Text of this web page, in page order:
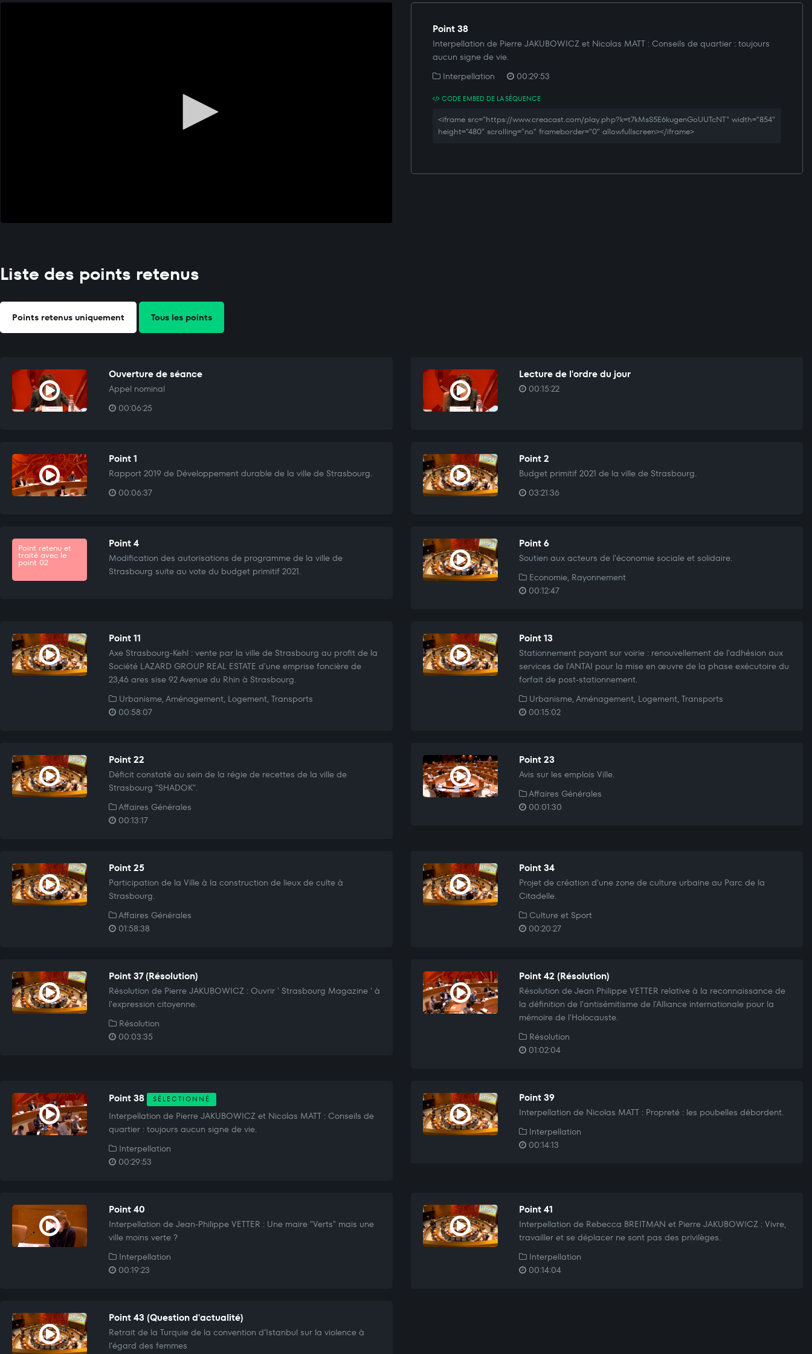
Point 38
Interpellation de Pierre JAKUBOWICZ et Nicolas MATT : Conseils de quartier : toujours
aucun signe de vie.
Interpellation
00:29:53
CODE EMBED DE LA SÉQUENCE
<iframe src="https://www.creacast.com/play.php?k=t7kMsS5E6kugenGoUUTcNT" width="854"
height="480" scrolling="no" frameborder="0" allowfullscreen></iframe>
Liste des points retenus
Points retenus uniquement Tous les points
Ouverture de séance
Appel nominal
00:06:25
Lecture de l'ordre du jour
00:15:22
Point 1
Rapport 2019 de Développement durable de la ville de Strasbourg.
00:06:37
Point 2
Budget primitif 2021 de la ville de Strasbourg.
03:21:36
Point retenu et
traité avec le
point 02
Point 4
Modification des autorisations de programme de la ville de
Strasbourg suite au vote du budget primitif 2021.
Point 6
Soutien aux acteurs de l'économie sociale et solidaire.
Economie, Rayonnement
00:12:47
Point 11
Axe Strasbourg-Kehl : vente par la ville de Strasbourg au profit de la
Société LAZARD GROUP REAL ESTATE d'une emprise foncière de
23,46 ares sise 92 Avenue du Rhin à Strasbourg.
Urbanisme, Aménagement, Logement, Transports
00:58:07
Point 13
Stationnement payant sur voirie : renouvellement de l'adhésion aux
services de l'ANTAI pour la mise en œuvre de la phase exécutoire du
forfait de post-stationnement.
Urbanisme, Aménagement, Logement, Transports
00:15:02
Point 22
Déficit constaté au sein de la régie de recettes de la ville de
Strasbourg "SHADOK".
Affaires Générales
00:13:17
Point 23
Avis sur les emplois Ville.
Affaires Générales
00:01:30
Point 25
Participation de la Ville à la construction de lieux de culte à
Strasbourg.
Affaires Générales
01:58:38
Point 34
Projet de création d'une zone de culture urbaine au Parc de la
Citadelle.
Culture et Sport
00:20:27
Point 37 (Résolution)
Résolution de Pierre JAKUBOWICZ : Ouvrir ' Strasbourg Magazine ' à
l'expression citoyenne.
Résolution
00:03:35
Point 42 (Résolution)
Résolution de Jean Philippe VETTER relative à la reconnaissance de
la définition de l'antisémitisme de l'Alliance internationale pour la
mémoire de l'Holocauste.
Résolution
01:02:04
Point 38 SÉLECTIONNÉ
Interpellation de Pierre JAKUBOWICZ et Nicolas MATT : Conseils de
quartier : toujours aucun signe de vie.
Interpellation
00:29:53
Point 39
Interpellation de Nicolas MATT : Propreté : les poubelles débordent.
Interpellation
00:14:13
Point 40
Interpellation de Jean-Philippe VETTER : Une maire "Verts" mais une
ville moins verte ?
Interpellation
00:19:23
Point 41
Interpellation de Rebecca BREITMAN et Pierre JAKUBOWICZ : Vivre,
travailler et se déplacer ne sont pas des privilèges.
Interpellation
00:14:04
Point 43 (Question d'actualité)
Retrait de la Turquie de la convention d’Istanbul sur la violence à
l’égard des femmes